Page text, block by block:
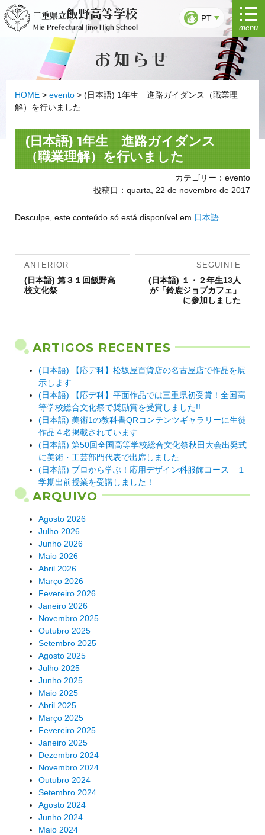
Saltar
para
三重県立飯野高等学校
Mie Prefectural Iino High School
PT
menu
お知らせ
HOME > evento > (日本語) 1年生 進路ガイダンス（職業理
解）を行いました
(日本語) 1年生 進路ガイダンス
（職業理解）を行いました
カテゴリー：evento
投稿日：quarta, 22 de novembro de 2017
Desculpe, este conteúdo só está disponível em 日本語
Navegação
de artigos
ANTERIOR
Artigo
anterior:
(日本語) 第３１回飯野高
校文化祭
SEGUINTE
Artigo
seguinte:
(日本語) １・２年生13人
が「鈴鹿ジョブカフェ」
に参加しました
ARTIGOS RECENTES
(日本語) 【応デ科】松坂屋百貨店の名古屋店で作品を展
示します
(日本語) 【応デ科】平面作品では三重県初受賞！全国高
等学校総合文化祭で奨励賞を受賞しました!!
(日本語) 美術1の教科書QRコンテンツギャラリーに生徒
作品４名掲載されています
(日本語) 第50回全国高等学校総合文化祭秋田大会出発式
に美術・工芸部門代表で出席しました
(日本語) プロから学ぶ！応用デザイン科服飾コース １
学期出前授業を受講しました！
ARQUIVO
Agosto 2026
Julho 2026
Junho 2026
Maio 2026
Abril 2026
Março 2026
Fevereiro 2026
Janeiro 2026
Novembro 2025
Outubro 2025
Setembro 2025
Agosto 2025
Julho 2025
Junho 2025
Maio 2025
Abril 2025
Março 2025
Fevereiro 2025
Janeiro 2025
Dezembro 2024
Novembro 2024
Outubro 2024
Setembro 2024
Agosto 2024
Junho 2024
Maio 2024